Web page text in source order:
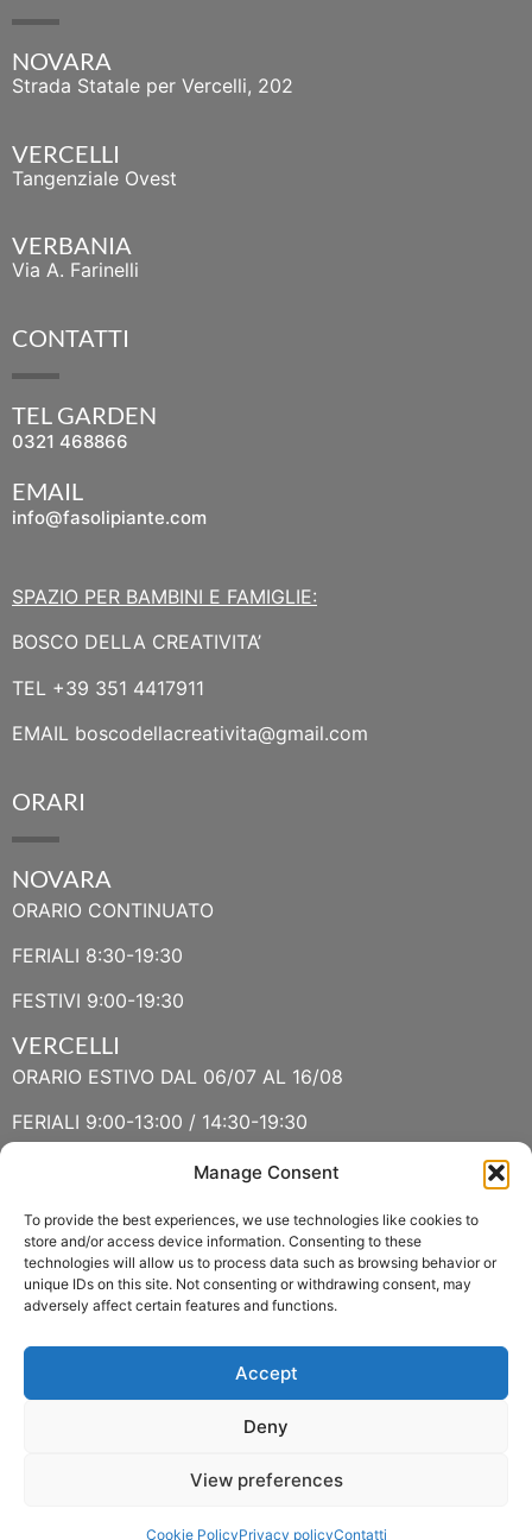
Manage Consent
To provide the best experiences, we use technologies like cookies to
store and/or access device information. Consenting to these
technologies will allow us to process data such as browsing behavior or
unique IDs on this site. Not consenting or withdrawing consent, may
adversely affect certain features and functions.
Accept
Deny
View preferences
Cookie PolicyPrivacy policyContatti
NOVARA
Strada Statale per Vercelli, 202
VERCELLI
Tangenziale Ovest
VERBANIA
Via A. Farinelli
CONTATTI
TEL GARDEN
0321 468866
EMAIL
info@fasolipiante.com
SPAZIO PER BAMBINI E FAMIGLIE:
BOSCO DELLA CREATIVITA’
TEL +39 351 4417911
EMAIL boscodellacreativita@gmail.com
ORARI
NOVARA
ORARIO CONTINUATO
FERIALI 8:30-19:30
FESTIVI 9:00-19:30
VERCELLI
ORARIO ESTIVO DAL 06/07 AL 16/08
FERIALI 9:00-13:00 / 14:30-19:30
FESTIVI 9:30-13:00 / 14:30-19:30
VERBANIA
ORARIO ESTIVO LUGLIO E AGOSTO
FERIALI 8:30-13:00 / 15:00-19:00
FESTIVI 8:30-12:30